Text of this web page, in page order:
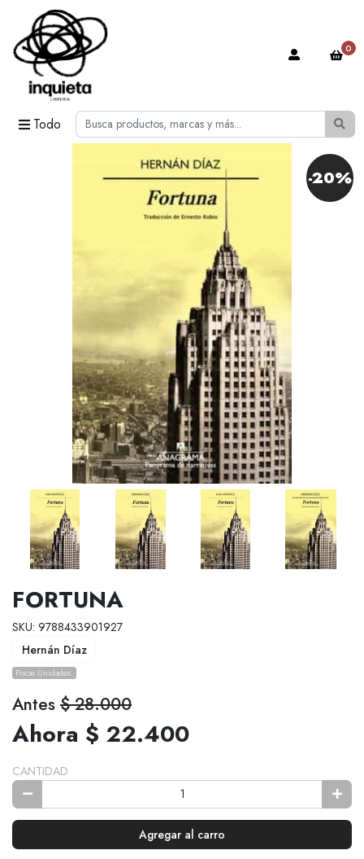
Todo
0
-20%
FORTUNA
SKU: 9788433901927
Hernán Díaz
Pocas Unidades.
Antes $ 28.000
Ahora $ 22.400
CANTIDAD
Agregar al carro